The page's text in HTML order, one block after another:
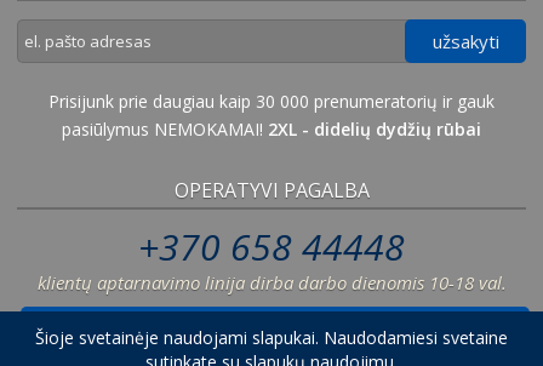
užsakyti
Prisijunk prie daugiau kaip 30 000 prenumeratorių ir gauk
pasiūlymus NEMOKAMAI! 2XL - didelių dydžių rūbai
OPERATYVI PAGALBA
+370 658 44448
klientų aptarnavimo linija dirba darbo dienomis 10-18 val.
palikti pranešimą
Šioje svetainėje naudojami slapukai. Naudodamiesi svetaine